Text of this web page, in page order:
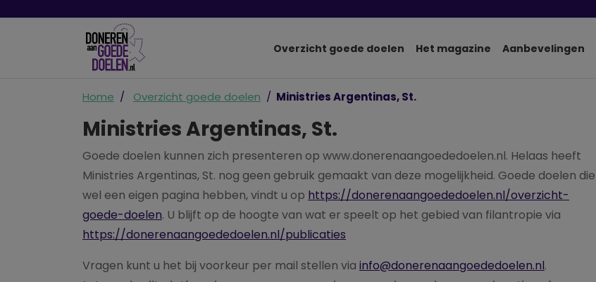
Overzicht goede doelen Het magazine Aanbevelingen
Home Overzicht goede doelen Ministries Argentinas, St.
Ministries Argentinas, St.
Goede doelen kunnen zich presenteren op www.donerenaangoededoelen.nl. Helaas heeft
Ministries Argentinas, St. nog geen gebruik gemaakt van deze mogelijkheid. Goede doelen die
wel een eigen pagina hebben, vindt u op https://donerenaangoededoelen.nl/overzicht-
goede-doelen. U blijft op de hoogte van wat er speelt op het gebied van filantropie via
https://donerenaangoededoelen.nl/publicaties
Vragen kunt u het bij voorkeur per mail stellen via info@donerenaangoededoelen.nl.